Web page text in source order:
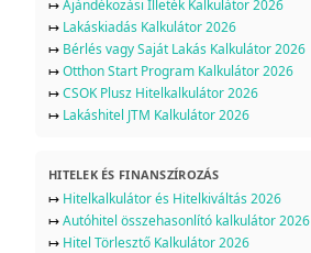
↦Ajándékozási Illeték Kalkulátor 2026
↦ Lakáskiadás Kalkulátor 2026
↦ Bérlés vagy Saját Lakás Kalkulátor 2026
↦Otthon Start Program Kalkulátor 2026
↦CSOK Plusz Hitelkalkulátor 2026
↦ Lakáshitel JTM Kalkulátor 2026
HITELEK ÉS FINANSZÍROZÁS
↦ Hitelkalkulátor és Hitelkiváltás 2026
↦Autóhitel összehasonlító kalkulátor 2026
↦ Hitel Törlesztő Kalkulátor 2026